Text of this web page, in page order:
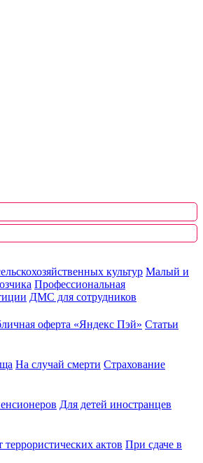
культур Малый и
Профессиональная
ДМС для сотрудников
оферта «Яндекс Пэй» Статьи
На случай смерти Страхование
Для детей иностранцев
террористических актов При сдаче в